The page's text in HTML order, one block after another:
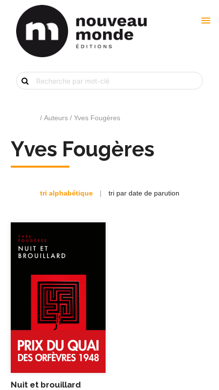
menu
Recherche
de
livre
/ Auteurs / Yves Fougères
Yves Fougères
tri alphabétique | tri par date de parution
Nuit et brouillard